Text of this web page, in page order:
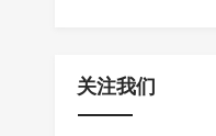
关注我们